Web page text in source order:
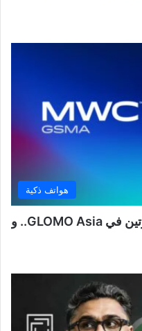
هواتف ذكية
Honor Magic V6 يخطف جائزتين في GLOMO Asia.. و